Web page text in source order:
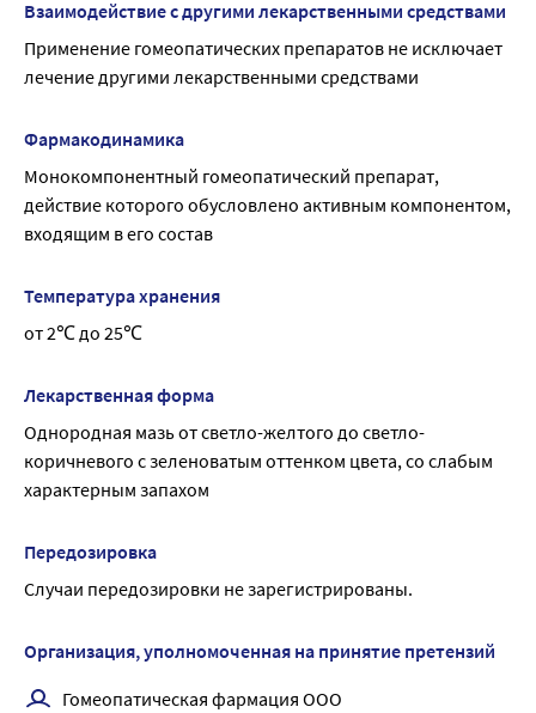
Взаимодействие с другими лекарственными средствами
Применение гомеопатических препаратов не исключает
лечение другими лекарственными средствами
Фармакодинамика
Монокомпонентный гомеопатический препарат,
действие которого обусловлено активным компонентом,
входящим в его состав
Температура хранения
от 2℃ до 25℃
Лекарственная форма
Однородная мазь от светло-желтого до светло-
коричневого с зеленоватым оттенком цвета, со слабым
характерным запахом
Передозировка
Случаи передозировки не зарегистрированы.
Организация, уполномоченная на принятие претензий
Гомеопатическая фармация ООО